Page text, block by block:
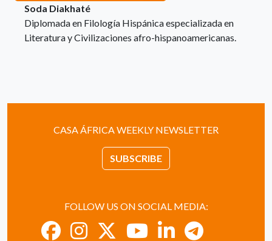
Soda Diakhaté
Diplomada en Filología Hispánica especializada en
Literatura y Civilizaciones afro-hispanoamericanas.
CASA ÁFRICA WEEKLY NEWSLETTER
SUBSCRIBE
FOLLOW US ON SOCIAL MEDIA: